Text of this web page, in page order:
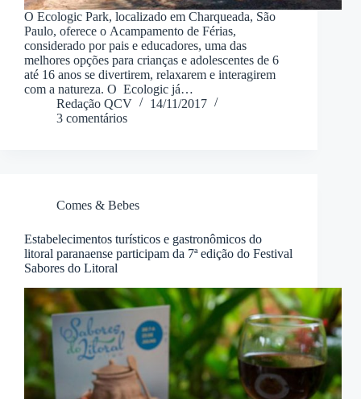
O Ecologic Park, localizado em Charqueada, São
Paulo, oferece o Acampamento de Férias,
considerado por pais e educadores, uma das
melhores opções para crianças e adolescentes de 6
até 16 anos se divertirem, relaxarem e interagirem
com a natureza. O Ecologic já…
Redação QCV
14/11/2017
3 comentários
Comes & Bebes
Estabelecimentos turísticos e gastronômicos do
litoral paranaense participam da 7ª edição do Festival
Sabores do Litoral